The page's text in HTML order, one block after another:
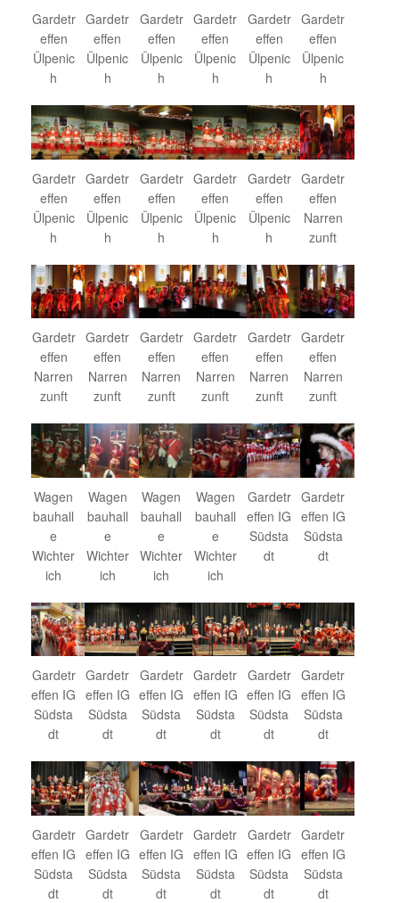
Gardetr
effen
Ülpenic
h
Gardetr
effen
Ülpenic
h
Gardetr
effen
Ülpenic
h
Gardetr
effen
Ülpenic
h
Gardetr
effen
Ülpenic
h
Gardetr
effen
Ülpenic
h
Gardetr
effen
Ülpenic
h
Gardetr
effen
Ülpenic
h
Gardetr
effen
Ülpenic
h
Gardetr
effen
Ülpenic
h
Gardetr
effen
Ülpenic
h
Gardetr
effen
Narren
zunft
Gardetr
effen
Narren
zunft
Gardetr
effen
Narren
zunft
Gardetr
effen
Narren
zunft
Gardetr
effen
Narren
zunft
Gardetr
effen
Narren
zunft
Gardetr
effen
Narren
zunft
Wagen
bauhall
e
Wichter
ich
Wagen
bauhall
e
Wichter
ich
Wagen
bauhall
e
Wichter
ich
Wagen
bauhall
e
Wichter
ich
Gardetr
effen IG
Südsta
dt
Gardetr
effen IG
Südsta
dt
Gardetr
effen IG
Südsta
dt
Gardetr
effen IG
Südsta
dt
Gardetr
effen IG
Südsta
dt
Gardetr
effen IG
Südsta
dt
Gardetr
effen IG
Südsta
dt
Gardetr
effen IG
Südsta
dt
Gardetr
effen IG
Südsta
dt
Gardetr
effen IG
Südsta
dt
Gardetr
effen IG
Südsta
dt
Gardetr
effen IG
Südsta
dt
Gardetr
effen IG
Südsta
dt
Gardetr
effen IG
Südsta
dt